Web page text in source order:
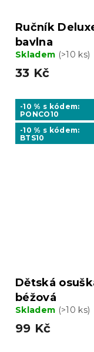
Ručník
bavlna
Skladem (>10 ks)
33 Kč
-10 % s kódem:
PONCO10
-10 % s kódem:
BTS10
Dětská
béžová
Skladem (>10 ks)
99 Kč